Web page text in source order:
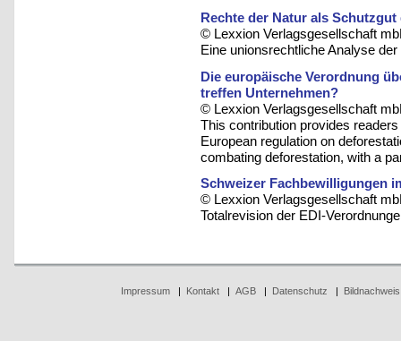
Rechte der Natur als
© Lexxion Verlagsgesellschaft
Eine unionsrechtliche Analyse
Die europäische Verordnung
treffen Unternehmen?
© Lexxion Verlagsgesellschaft
This contribution provides
European regulation on
combating deforestation, with a
Schweizer Fachbewilligungen
© Lexxion Verlagsgesellschaft
Totalrevision der EDI-
Impressum| Kontakt| AGB| Datenschutz | Bildnachweis